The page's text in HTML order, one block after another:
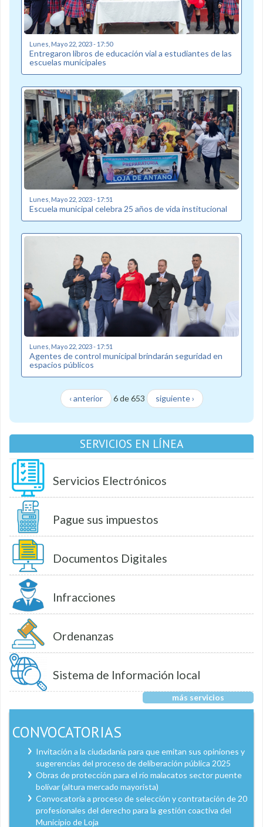
Lunes, Mayo 22, 2023 - 17:50
Entregaron libros de educación vial a estudiantes de las
escuelas municipales
Lunes, Mayo 22, 2023 - 17:51
Escuela municipal celebra 25 años de vida institucional
Lunes, Mayo 22, 2023 - 17:51
Agentes de control municipal brindarán seguridad en
espacios públicos
‹ anterior 6 de 653 siguiente ›
SERVICIOS EN LÍNEA
Servicios Electrónicos
Pague sus impuestos
Documentos Digitales
Infracciones
Ordenanzas
Sistema de Información local
más servicios
CONVOCATORIAS
Invitación a la ciudadanía para que emitan sus opiniones y
sugerencias del proceso de deliberación pública 2025
Obras de protección para el río malacatos sector puente
bolívar (altura mercado mayorista)
Convocatoria a proceso de selección y contratación de 20
profesionales del derecho para la gestión coactiva del
Municipio de Loja